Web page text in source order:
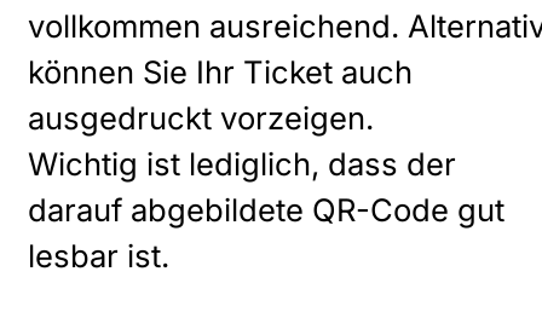
vollkommen ausreichend.
können Sie Ihr Ticket auch
ausgedruckt vorzeigen.
Wichtig ist lediglich, dass der
darauf abgebildete QR-Code gut
lesbar ist.